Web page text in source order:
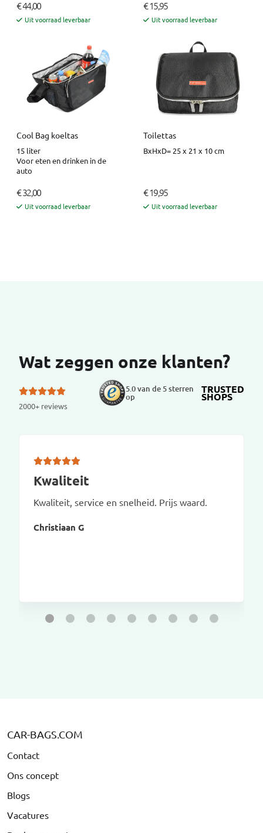
€ 44,00
Uit voorraad leverbaar
€ 15,95
Uit voorraad leverbaar
Cool Bag koeltas
15 liter
Voor eten en drinken in de
auto
€ 32,00
Uit voorraad leverbaar
Toilettas
BxHxD= 25 x 21 x 10 cm
€ 19,95
Uit voorraad leverbaar
Wat zeggen onze klanten?
2000+ reviews
5.0 van de 5 sterren
op
TRUSTED
SHOPS
Kwaliteit
Kwaliteit, service en snelheid. Prijs waard.
Christiaan G
CAR-BAGS.COM
Contact
Ons concept
Blogs
Vacatures